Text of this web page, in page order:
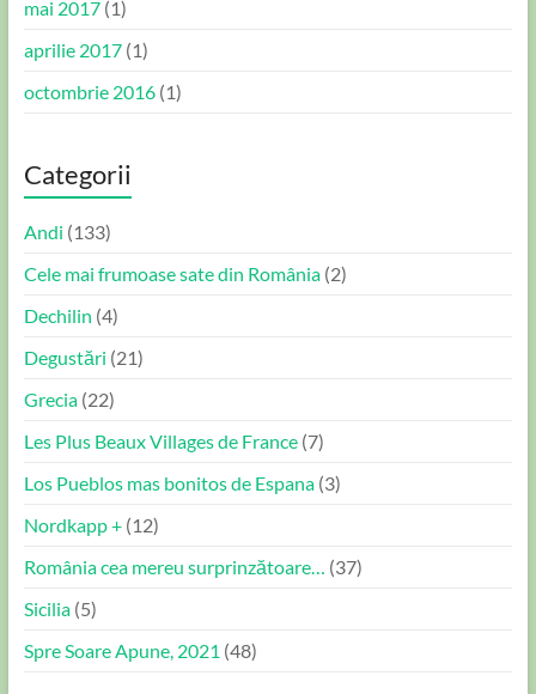
mai 2017(1)
aprilie 2017(1)
octombrie 2016(1)
Categorii
Andi (133)
Cele mai frumoase sate din România(2)
Dechilin (4)
Degustări (21)
Grecia(22)
Les Plus Beaux Villages de France(7)
Los Pueblos mas bonitos de Espana(3)
Nordkapp +(12)
România cea mereu surprinzătoare… (37)
Sicilia(5)
Spre Soare Apune, 2021 (48)